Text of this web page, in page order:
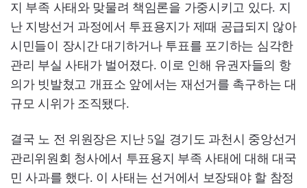
지 부족 사태와 맞물려 책임론을 가중시키고 있다. 지
난 지방선거 과정에서 투표용지가 제때 공급되지 않아
시민들이 장시간 대기하거나 투표를 포기하는 심각한
관리 부실 사태가 벌어졌다. 이로 인해 유권자들의 항
의가 빗발쳤고 개표소 앞에서는 재선거를 촉구하는 대
규모 시위가 조직됐다.
결국 노 전 위원장은 지난 5일 경기도 과천시 중앙선거
관리위원회 청사에서 투표용지 부족 사태에 대해 대국
민 사과를 했다. 이 사태는 선거에서 보장돼야 할 참정